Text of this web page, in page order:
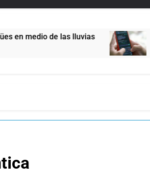
de las lluvias
2 Horas